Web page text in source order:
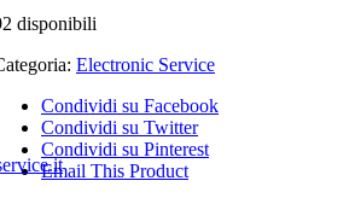
disponibili
Electronic Service
Condividi su Facebook
Condividi su Twitter
Condividi su Pinterest
Email This Product